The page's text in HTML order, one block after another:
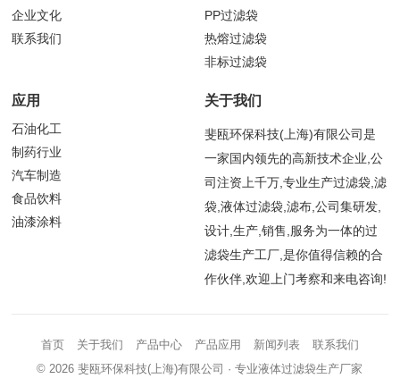
企业文化
联系我们
PP过滤袋
热熔过滤袋
非标过滤袋
应用
石油化工
制药行业
汽车制造
食品饮料
油漆涂料
关于我们
斐瓯环保科技(上海)有限公司是
一家国内领先的高新技术企业,公
司注资上千万,专业生产过滤袋,滤
袋,液体过滤袋,滤布,公司集研发,
设计,生产,销售,服务为一体的过
滤袋生产工厂,是你值得信赖的合
作伙伴,欢迎上门考察和来电咨询!
首页 关于我们 产品中心 产品应用 新闻列表
联系我们
© 2026斐瓯环保科技(上海)有限公司 · 专业液体过滤袋生产厂家